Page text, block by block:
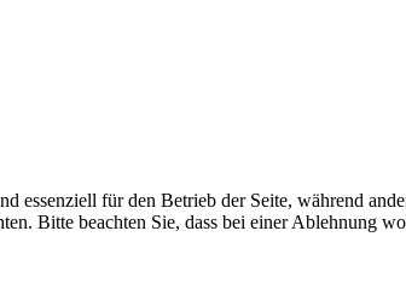
essenziell für den Betrieb der Seite, während
Bitte beachten Sie, dass bei einer Ablehnung